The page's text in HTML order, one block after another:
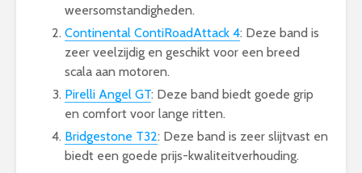
weersomstandigheden.
Continental ContiRoadAttack 4: Deze band is
zeer veelzijdig en geschikt voor een breed
scala aan motoren.
Pirelli Angel GT: Deze band biedt goede grip
en comfort voor lange ritten.
Bridgestone T32: Deze band is zeer slijtvast en
biedt een goede prijs-kwaliteitverhouding.